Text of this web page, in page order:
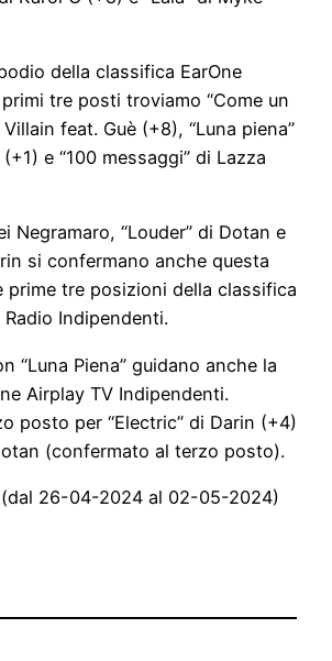
della classifica EarOne
tre posti troviamo “Come un
feat. Guè (+8), “Luna piena”
e “100 messaggi” di Lazza
Negramaro, “Louder” di Dotan e
si confermano anche questa
prime tre posizioni della classifica
Radio Indipendenti.
“Luna Piena” guidano anche la
Airplay TV Indipendenti.
posto per “Electric” di Darin (+4)
(confermato al terzo posto).
(dal 26-04-2024 al 02-05-2024)